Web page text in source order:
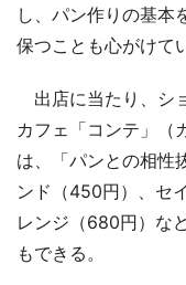
し、パン作りの基本
保つことも心がけて
出店に当たり、シ
カフェ「コンテ」（
は、「パンとの相性
ンド（450円）、セ
レンジ（680円）な
もできる。